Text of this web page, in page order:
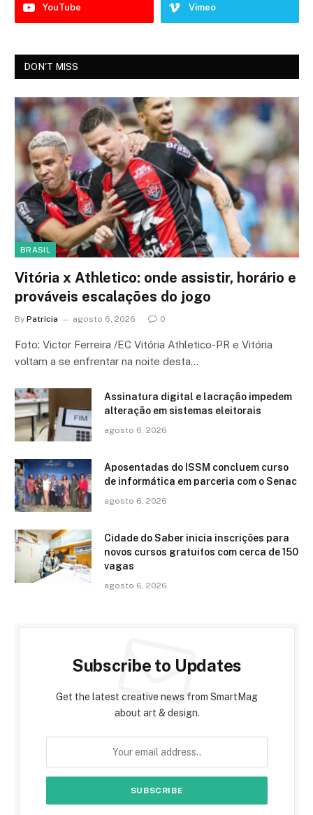
YouTube Vimeo
DON'T MISS
BRASIL
Vitória x Athletico: onde assistir, horário e
prováveis escalações do jogo
By Patricia agosto 6, 2026 0
Foto: Victor Ferreira /EC Vitória Athletico-PR e Vitória
voltam a se enfrentar na noite desta…
Assinatura digital e lacração impedem
alteração em sistemas eleitorais
agosto 6, 2026
Aposentadas do ISSM concluem curso
de informática em parceria com o Senac
agosto 6, 2026
Cidade do Saber inicia inscrições para
novos cursos gratuitos com cerca de 150
vagas
agosto 6, 2026
Subscribe to Updates
Get the latest creative news from SmartMag
about art & design.